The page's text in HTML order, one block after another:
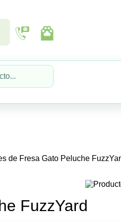
de Fresa Gato Peluche
FuzzYard